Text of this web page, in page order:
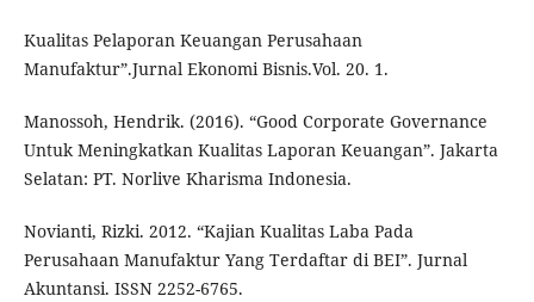
Kualitas Pelaporan Keuangan Perusahaan
Manufaktur”.Jurnal Ekonomi Bisnis.Vol. 20. 1.
Manossoh, Hendrik. (2016). “Good Corporate Governance
Untuk Meningkatkan Kualitas Laporan Keuangan”. Jakarta
Selatan: PT. Norlive Kharisma Indonesia.
Novianti, Rizki. 2012. “Kajian Kualitas Laba Pada
Perusahaan Manufaktur Yang Terdaftar di BEI”. Jurnal
Akuntansi. ISSN 2252-6765.